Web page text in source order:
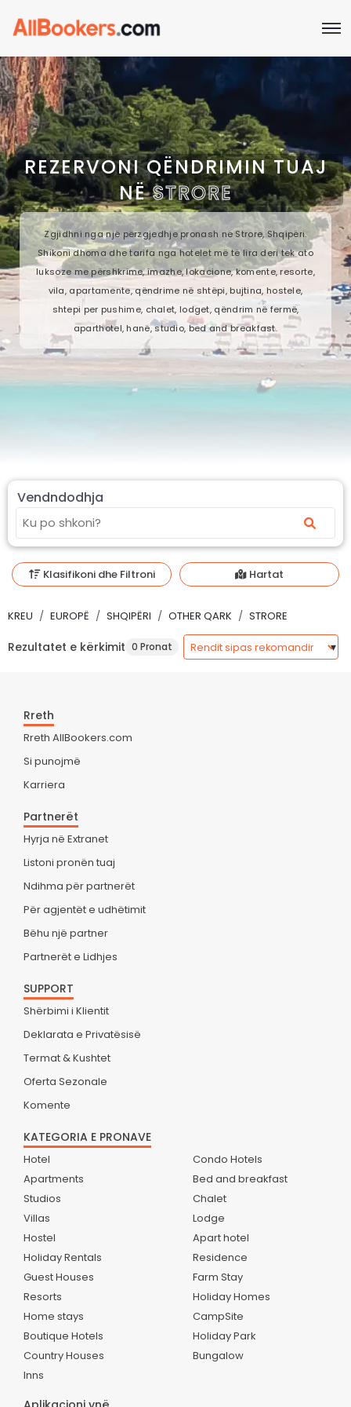
REZERVONI QËNDRIMIN TUAJ
NËSTRORE
Zgjidhni nga një përzgjedhje pronash në Strore, Shqipëri.
Shikoni dhoma dhe tarifa nga hotelet më të lira deri tek ato
luksoze me përshkrime, imazhe, lokacione, komente, resorte,
vila, apartamente, qëndrime në shtëpi, bujtina, hostele,
shtepi per pushime, chalet, lodget, qëndrim në fermë,
aparthotel, hanë, studio, bed and breakfast.
Vendndodhja
Klasifikoni dhe Filtroni Hartat
KREU EUROPË SHQIPËRI OTHER QARK STRORE
Rezultatet e kërkimit 0 Pronat
Rreth
Rreth AllBookers.com
Si punojmë
Karriera
Partnerët
Hyrja në Extranet
Listoni pronën tuaj
Ndihma për partnerët
Për agjentët e udhëtimit
Bëhu një partner
Partnerët e Lidhjes
SUPPORT
Shërbimi i Klientit
Deklarata e Privatësisë
Termat & Kushtet
Oferta Sezonale
Komente
KATEGORIA E PRONAVE
Hotel
Apartments
Studios
Villas
Hostel
Holiday Rentals
Guest Houses
Resorts
Home stays
Boutique Hotels
Country Houses
Inns
Condo Hotels
Bed and breakfast
Chalet
Lodge
Apart hotel
Residence
Farm Stay
Holiday Homes
CampSite
Holiday Park
Bungalow